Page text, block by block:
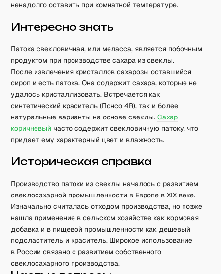
ненадолго оставить при комнатной температуре.
Интересно знать
Патока свекловичная, или меласса, является побочным
продуктом при производстве сахара из свеклы.
После извлечения кристаллов сахарозы оставшийся
сироп и есть патока. Она содержит сахара, которые не
удалось кристаллизовать. Встречается как
синтетический краситель (Понсо 4R), так и более
натуральные варианты на основе свеклы.Сахар
коричневый часто содержит свекловичную патоку, что
придает ему характерный цвет и влажность.
Историческая справка
Производство патоки из свеклы началось с развитием
свеклосахарной промышленности в Европе в XIX веке.
Изначально считалась отходом производства, но позже
нашла применение в сельском хозяйстве как кормовая
добавка и в пищевой промышленности как дешевый
подсластитель и краситель. Широкое использование
в России связано с развитием собственного
свеклосахарного производства.